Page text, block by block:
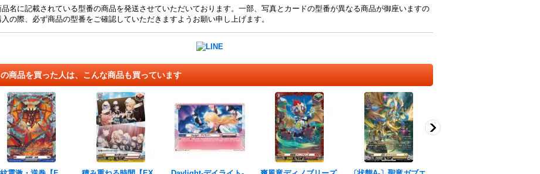
名に記載されている型番の商品を発送させていただいております。一部、写真とカードの型番が異なる商品が御座いますの
の際、必ず商品の型番をご確認していただきますようお願い申し上げます。
商品を買った人は、こんな商品も買っています